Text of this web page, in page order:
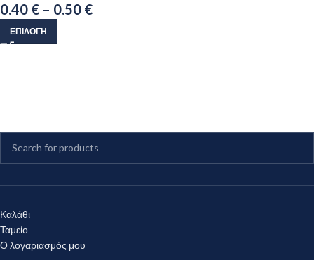
0.40 € – 0.50 €
ΕΠΙΛΟΓΉ
Καλάθι
Ταμείο
Ο λογαριασμός μου